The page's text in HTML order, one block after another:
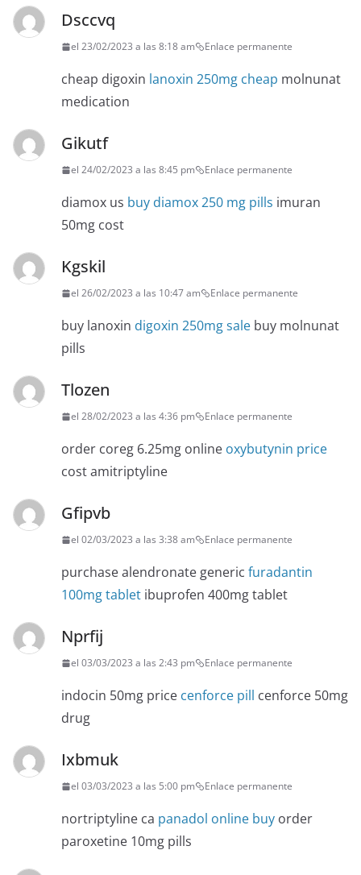
Dsccvq
el 23/02/2023 a las 8:18 am Enlace permanente
cheap digoxin lanoxin 250mg cheap molnunat
medication
Gikutf
el 24/02/2023 a las 8:45 pm Enlace permanente
diamox us buy diamox 250 mg pills imuran
50mg cost
Kgskil
el 26/02/2023 a las 10:47 am Enlace permanente
buy lanoxin digoxin 250mg sale buy molnunat
pills
Tlozen
el 28/02/2023 a las 4:36 pm Enlace permanente
order coreg 6.25mg online oxybutynin price
cost amitriptyline
Gfipvb
el 02/03/2023 a las 3:38 am Enlace permanente
purchase alendronate generic furadantin
100mg tablet ibuprofen 400mg tablet
Nprfij
el 03/03/2023 a las 2:43 pm Enlace permanente
indocin 50mg price cenforce pill cenforce 50mg
drug
Ixbmuk
el 03/03/2023 a las 5:00 pm Enlace permanente
nortriptyline ca panadol online buy order
paroxetine 10mg pills